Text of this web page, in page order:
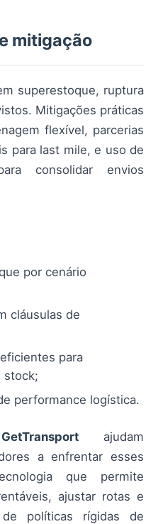
mitigação
superestoque, ruptura
Mitigações práticas
flexível, parcerias
para last mile, e uso de
consolidar envios
por cenário
cláusulas de
para
stock;
performance logística.
GetTransport ajudam
a enfrentar esses
que permite
ajustar rotas e
políticas rígidas de